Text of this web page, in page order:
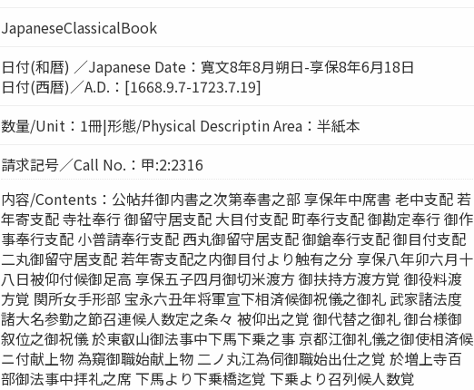
JapaneseClassicalBook
日付(和暦) ／Japanese Date：寛文8年8月朔日-享保8年6月18日
日付(西暦)／A.D.：[1668.9.7-1723.7.19]
数量/Unit：1冊|形態/Physical Descriptin Area：半紙本
請求記号／Call No.：甲:2:2316
内容/Contents：公帖幷御内書之次第奉書之部 享保年中席書 老中支配 若
年寄支配 寺社奉行 御留守居支配 大目付支配 町奉行支配 御勘定奉行 御作
事奉行支配 小普請奉行支配 西丸御留守居支配 御鎗奉行支配 御目付支配
二丸御留守居支配 若年寄支配之内御目付より触有之分 享保八年卯六月十
八日被仰付候御足高 享保五子四月御切米渡方 御扶持方渡方覚 御役料渡
方覚 関所女手形部 宝永六丑年将軍宣下相済候御祝儀之御礼 武家諸法度
諸大名参勤之節召連候人数定之条々 被仰出之覚 御代替之御礼 御台様御
叙位之御祝儀 於東叡山御法事中下馬下乗之事 京都江御礼儀之御使相済候
ニ付献上物 為窺御職始献上物 二ノ丸江為伺御職始出仕之覚 於増上寺百
部御法事中拝礼之席 下馬より下乗橋迄覚 下乗より召列候人数覚